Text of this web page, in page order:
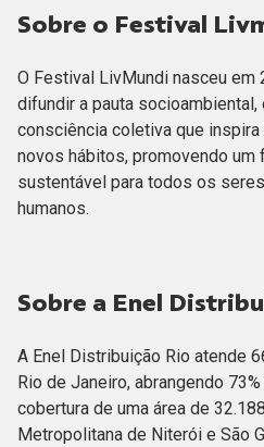
Sobre o Festival
O Festival LivMundi nasceu
difundir a pauta socioambiental,
consciência coletiva que inspira
novos hábitos, promovendo um
sustentável para todos os
humanos.
Sobre a Enel
A Enel Distribuição Rio atende
Rio de Janeiro, abrangendo
cobertura de uma área de
Metropolitana de Niterói e São